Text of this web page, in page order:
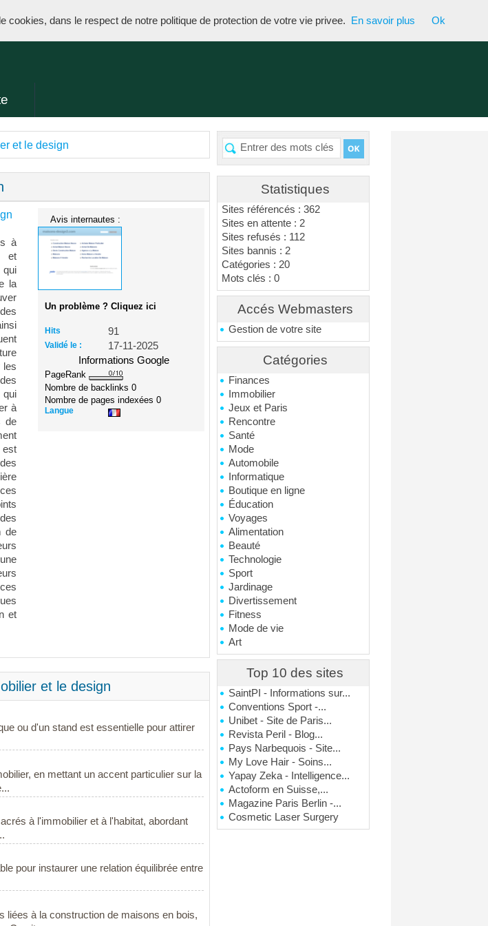
Statistiques
Sites référencés : 362
Sites en attente : 2
Sites refusés : 112
Sites bannis : 2
Catégories : 20
Mots clés : 0
Accés Webmasters
Gestion de votre site
Catégories
Finances
Immobilier
Jeux et Paris
Rencontre
Santé
Mode
Automobile
Informatique
Boutique en ligne
Éducation
Voyages
Alimentation
Beauté
Technologie
Sport
Jardinage
Divertissement
Fitness
Mode de vie
Art
Top 10 des sites
SaintPI - Informations sur...
Conventions Sport -...
Unibet - Site de Paris...
Revista Peril - Blog...
Pays Narbequois - Site...
My Love Hair - Soins...
Yapay Zeka - Intelligence...
Actoform en Suisse,...
Magazine Paris Berlin -...
Cosmetic Laser Surgery
et le design
à
et
qui
la
les
qui
à
de
de
et
Avis internautes :
Un problème ? Cliquez ici
Hits 91
Validé le :
17-11-2025
Informations Google
PageRank
Nombre de backlinks0
Nombre de pages indexées0
Langue
et le design
ou d'un stand est essentielle pour attirer
en mettant un accent particulier sur la
à l'immobilier et à l'habitat, abordant
pour instaurer une relation équilibrée entre
liées à la construction de maisons en bois,
dans le respect de notre politique de protection de votre vie privee. En savoir plus Ok